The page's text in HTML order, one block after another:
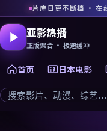
片库日更不断档 · 在
亚影热播
正版聚合 · 极速缓冲
首页 日本电影